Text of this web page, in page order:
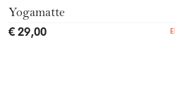
Yogamatte
€ 29,00